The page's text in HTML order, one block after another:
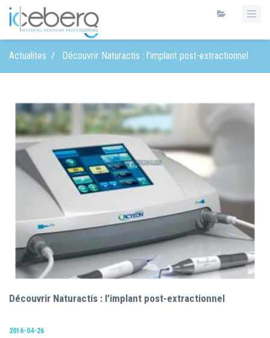
Actualites / Découvrir Naturactis : l’implant post-extractionnel
Découvrir Naturactis : l’implant post-extractionnel
2016-04-26